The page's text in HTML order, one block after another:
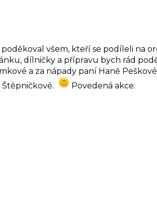
všem, kteří se podíleli na
dílničky a přípravu bych rád
a za nápady paní Haně
Povedená akce.